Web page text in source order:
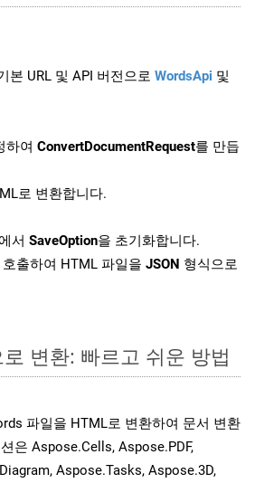
본 URL 및 API 버전으로 WordsApi 및
하여 ConvertDocumentRequest를 만듭
로 변환합니다.
서 SaveOption을 초기화합니다.
호출하여 HTML 파일을 JSON 형식으로
변환: 빠르고 쉬운 방법
파일을 HTML로 변환하여 문서 변환
은 Aspose.Cells, Aspose.PDF,
Aspose.Tasks, Aspose.3D,